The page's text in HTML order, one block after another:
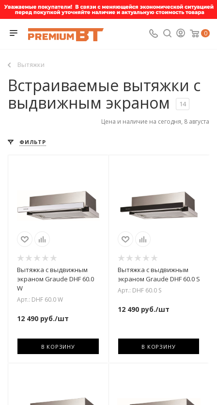
0
Вытяжки
Встраиваемые вытяжки с
выдвижным экраном
14
Цена и наличие на сегодня, 8 августа
ФИЛЬТР
Вытяжка с выдвижным
экраном Graude DHF 60.0
W
Арт.: DHF 60.0 W
12 490 руб./шт
В КОРЗИНУ
Вытяжка с выдвижным
экраном Graude DHF 60.0 S
Арт.: DHF 60.0 S
12 490руб./шт
В КОРЗИНУ